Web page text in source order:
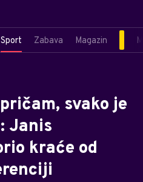
Sport Zabava Magazin
svako je
Janis
kraće od